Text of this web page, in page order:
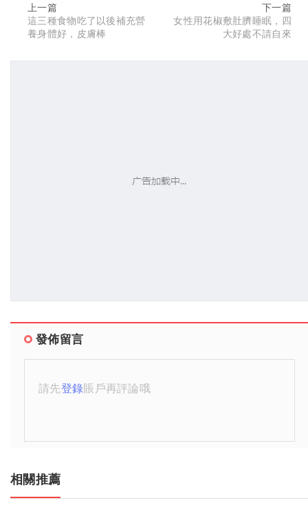
上一篇
這三種食物吃了以後補充營
養身體好，皮膚棒
下一篇
女性用花椒敷肚臍睡眠，四
大好處不請自來
發佈留言
請先登錄賬戶再評論哦
相關推薦